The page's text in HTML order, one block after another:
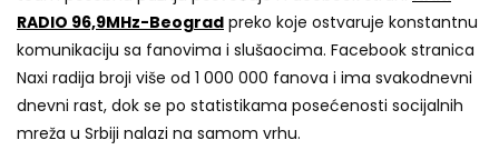
RADIO 96,9MHz-Beograd preko koje ostvaruje konstantnu
komunikaciju sa fanovima i slušaocima. Facebook stranica
Naxi radija broji više od 1 000 000 fanova i ima svakodnevni
dnevni rast, dok se po statistikama posećenosti socijalnih
mreža u Srbiji nalazi na samom vrhu.